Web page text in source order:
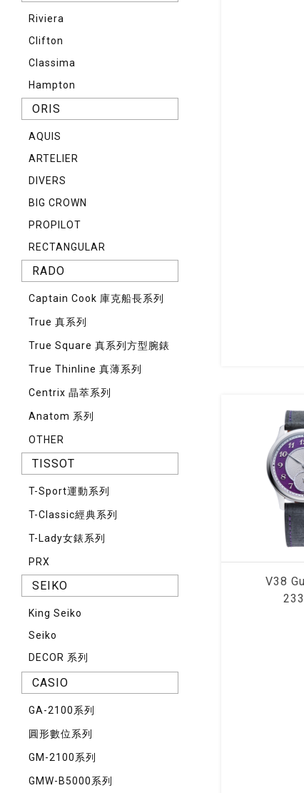
Riviera
Clifton
Classima
Hampton
ORIS
AQUIS
ARTELIER
DIVERS
BIG CROWN
PROPILOT
RECTANGULAR
RADO
Captain Cook 庫克船長系列
True 真系列
True Square 真系列方型腕錶
True Thinline 真薄系列
Centrix 晶萃系列
Anatom 系列
OTHER
TISSOT
T-Sport運動系列
T-Classic經典系列
T-Lady女錶系列
PRX
SEIKO
King Seiko
Seiko
DECOR 系列
CASIO
GA-2100系列
圓形數位系列
GM-2100系列
GMW-B5000系列
V38